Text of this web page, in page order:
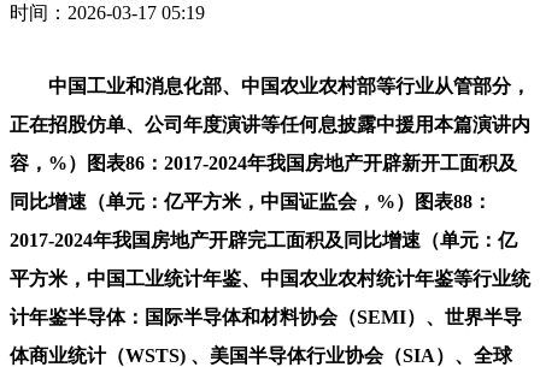
时间：2026-03-17 05:19
中国工业和消息化部、中国农业农村部等行业从管部分，
正在招股仿单、公司年度演讲等任何息披露中援用本篇演讲内
容，%）图表86：2017-2024年我国房地产开辟新开工面积及
同比增速（单元：亿平方米，中国证监会，%）图表88：
2017-2024年我国房地产开辟完工面积及同比增速（单元：亿
平方米，中国工业统计年鉴、中国农业农村统计年鉴等行业统
计年鉴半导体：国际半导体和材料协会（SEMI）、世界半导
体商业统计（WSTS) 、美国半导体行业协会（SIA）、全球